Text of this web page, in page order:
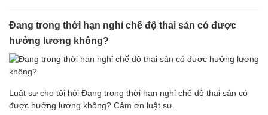
Đang trong thời hạn nghỉ chế độ thai sản có được
hưởng lương không?
Luật sư cho tôi hỏi Đang trong thời hạn nghỉ chế độ thai sản có
được hưởng lương không? Cảm ơn luật sư.